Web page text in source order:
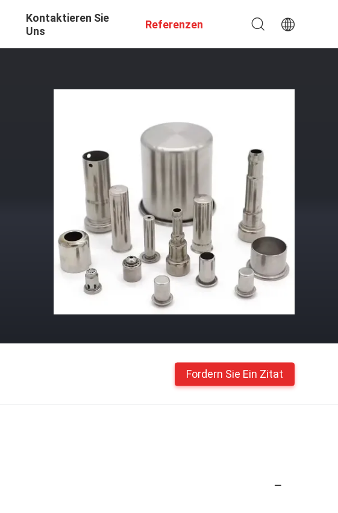
Kontaktieren Sie
Uns
Referenzen
Fordern Sie Ein Zitat